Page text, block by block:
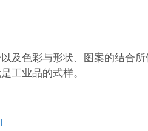
及色彩与形状、图案的结合
工业品的式样。